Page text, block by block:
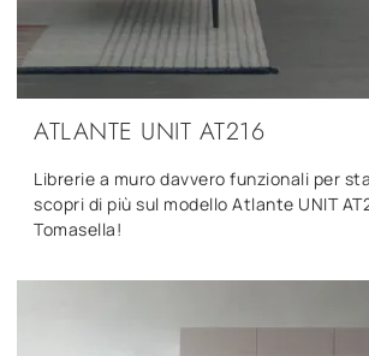
ATLANTE UNIT AT216
Librerie a muro davvero funzionali per
scopri di più sul modello Atlante UNIT
Tomasella!